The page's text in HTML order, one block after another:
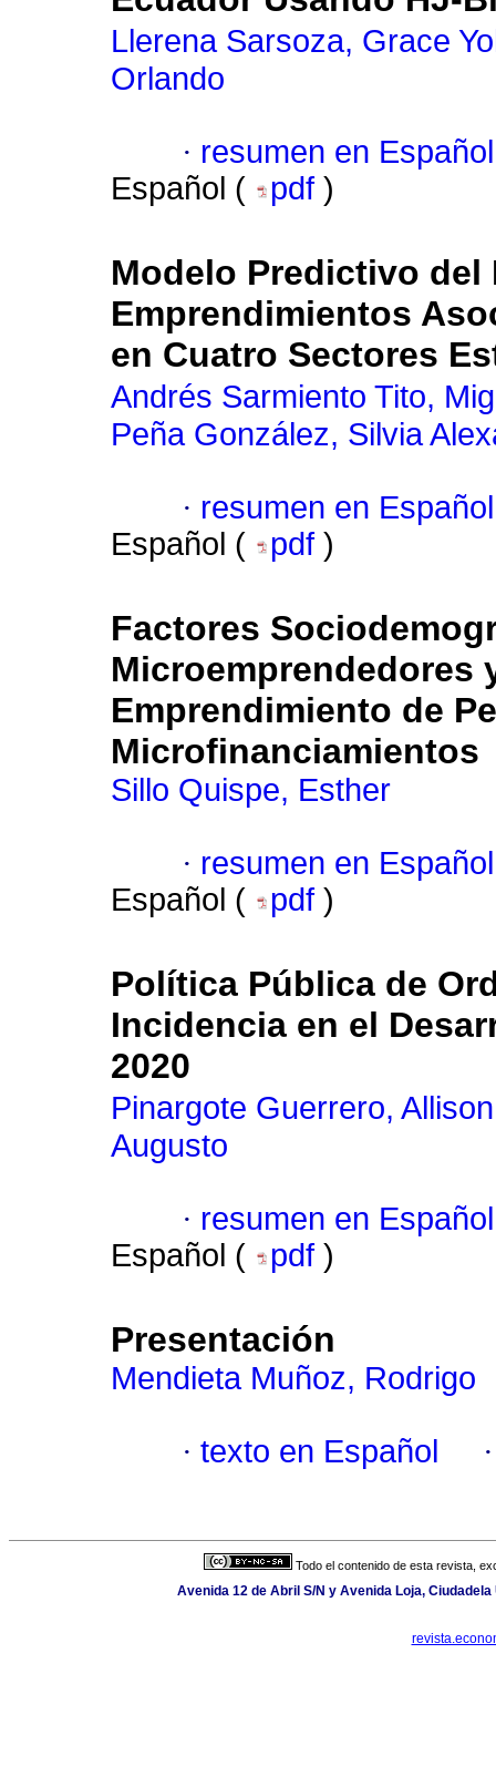
Llerena Sarsoza, Grace
Orlando
· resumen en Español
Español (
pdf )
Modelo Predictivo del
Emprendimientos
en Cuatro Sectores
Andrés Sarmiento Tito,
Peña González, Silvia
· resumen en Español
Español (
pdf )
Factores
Microemprendedores
Emprendimiento de
Microfinanciamientos
Sillo Quispe, Esther
· resumen en Español
Español (
pdf )
Política Pública de
Incidencia en el
2020
Pinargote Guerrero,
Augusto
· resumen en Español
Español (
pdf )
Presentación
Mendieta Muñoz, Rodrigo
· texto en Español
Todo el contenido de esta revista,
Avenida 12 de Abril S/N y Avenida Loja,